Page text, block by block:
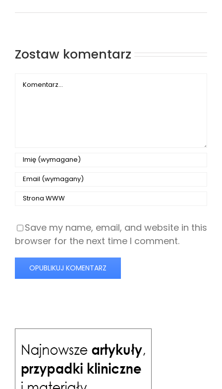
Zostaw komentarz
Comment
Save my name, email, and website in this
browser for the next time I comment.